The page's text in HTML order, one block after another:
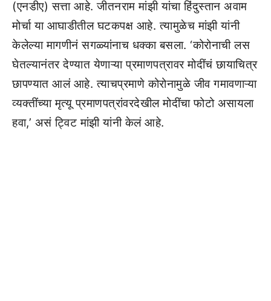
(एनडीए) सत्ता आहे. जीतनराम मांझी यांचा हिंदुस्तान अवाम
मोर्चा या आघाडीतील घटकपक्ष आहे. त्यामुळेच मांझी यांनी
केलेल्या मागणीनं सगळ्यांनाच धक्का बसला. ‘कोरोनाची लस
घेतल्यानंतर देण्यात येणाऱ्या प्रमाणपत्रावर मोदींचं छायाचित्र
छापण्यात आलं आहे. त्याचप्रमाणे कोरोनामुळे जीव गमावणाऱ्या
व्यक्तींच्या मृत्यू प्रमाणपत्रांवरदेखील मोदींचा फोटो असायला
हवा,’ असं ट्विट मांझी यांनी केलं आहे.